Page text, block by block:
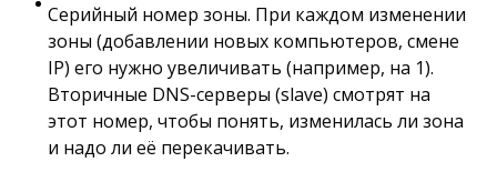
Серийный номер зоны. При каждом изменении
зоны (добавлении новых компьютеров, смене
IP) его нужно увеличивать (например, на 1).
Вторичные DNS-серверы (slave) смотрят на
этот номер, чтобы понять, изменилась ли зона
и надо ли её перекачивать.